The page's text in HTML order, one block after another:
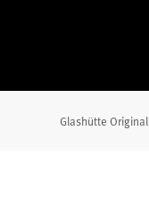
Glashütte Original